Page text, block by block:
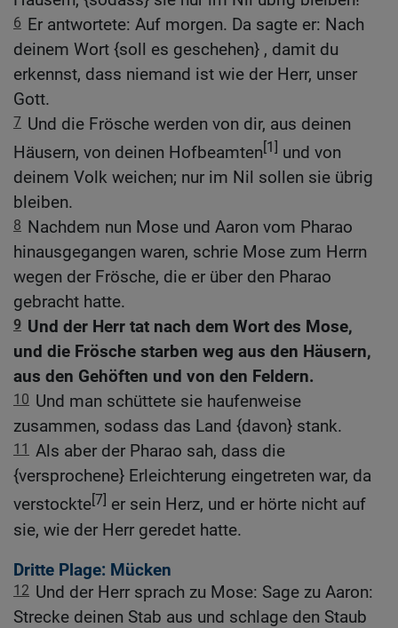
6 Er antwortete: Auf morgen. Da sagte er: Nach
deinem Wort {soll es geschehen} , damit du
erkennst, dass niemand ist wie der Herr, unser
Gott.
7 Und die Frösche werden von dir, aus deinen
Häusern, von deinen Hofbeamten[1] und von
deinem Volk weichen; nur im Nil sollen sie übrig
bleiben.
8 Nachdem nun Mose und Aaron vom Pharao
hinausgegangen waren, schrie Mose zum Herrn
wegen der Frösche, die er über den Pharao
gebracht hatte.
9 Und der Herr tat nach dem Wort des Mose,
und die Frösche starben weg aus den Häusern,
aus den Gehöften und von den Feldern.
10 Und man schüttete sie haufenweise
zusammen, sodass das Land {davon} stank.
11 Als aber der Pharao sah, dass die
{versprochene} Erleichterung eingetreten war, da
verstockte[7] er sein Herz, und er hörte nicht auf
sie, wie der Herr geredet hatte.
Dritte Plage: Mücken
12 Und der Herr sprach zu Mose: Sage zu Aaron:
Strecke deinen Stab aus und schlage den Staub